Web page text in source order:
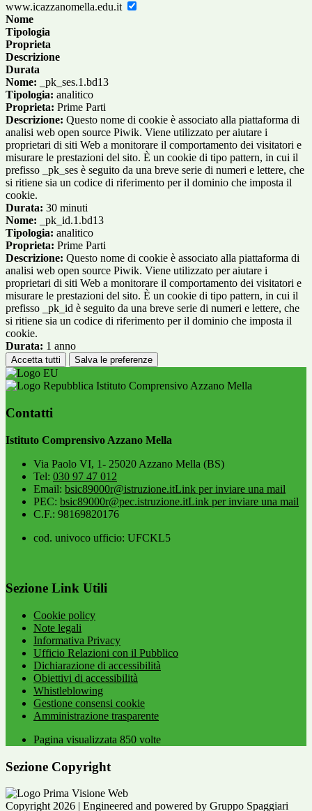
www.icazzanomella.edu.it
Nome
Tipologia
Proprieta
Descrizione
Durata
Nome: _pk_ses.1.bd13
Tipologia: analitico
Proprieta: Prime Parti
Descrizione: Questo nome di cookie è associato alla piattaforma di
analisi web open source Piwik. Viene utilizzato per aiutare i
proprietari di siti Web a monitorare il comportamento dei visitatori e
misurare le prestazioni del sito. È un cookie di tipo pattern, in cui il
prefisso _pk_ses è seguito da una breve serie di numeri e lettere, che
si ritiene sia un codice di riferimento per il dominio che imposta il
cookie.
Durata: 30 minuti
Nome: _pk_id.1.bd13
Tipologia: analitico
Proprieta: Prime Parti
Descrizione: Questo nome di cookie è associato alla piattaforma di
analisi web open source Piwik. Viene utilizzato per aiutare i
proprietari di siti Web a monitorare il comportamento dei visitatori e
misurare le prestazioni del sito. È un cookie di tipo pattern, in cui il
prefisso _pk_id è seguito da una breve serie di numeri e lettere, che
si ritiene sia un codice di riferimento per il dominio che imposta il
cookie.
Durata: 1 anno
Accetta tutti Salva le preferenze
Istituto Comprensivo Azzano Mella
Contatti
Istituto Comprensivo Azzano Mella
Via Paolo VI, 1- 25020 Azzano Mella (BS)
Tel: 030 97 47 012
Email: bsic89000r@istruzione.itLink per inviare una mail
PEC: bsic89000r@pec.istruzione.itLink per inviare una mail
C.F.: 98169820176
cod. univoco ufficio: UFCKL5
Sezione Link Utili
Cookie policy
Note legali
Informativa Privacy
Ufficio Relazioni con il Pubblico
Dichiarazione di accessibilità
Obiettivi di accessibilità
Whistleblowing
Gestione consensi cookie
Amministrazione trasparente
Pagina visualizzata 850 volte
Sezione Copyright
Copyright 2026 | Engineered and powered by Gruppo Spaggiari